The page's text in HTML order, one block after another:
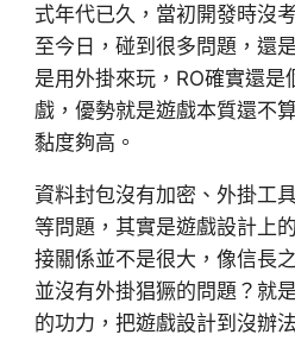
式年代已久，當初開發時沒
至今日，碰到很多問題，還
是用外掛來玩，RO確實還
戲，優勢就是遊戲本質還不
黏度夠高。
資料封包沒有加密、外掛工
等問題，其實是遊戲設計上
接關係並不是很大，像信長
並沒有外掛猖獗的問題？就
的功力，把遊戲設計到沒辦